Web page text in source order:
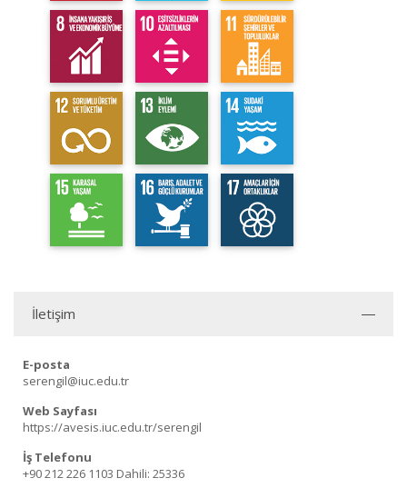
İletişim
E-posta
serengil@iuc.edu.tr
Web Sayfası
https://avesis.iuc.edu.tr/serengil
İş Telefonu
+90 212 226 1103 Dahili: 25336